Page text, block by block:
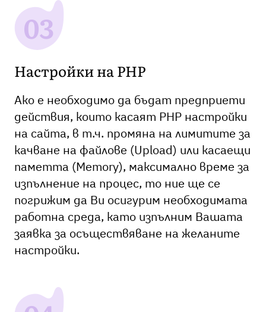
Настройки на PHP
Ако е необходимо да бъдат предприети
действия, които касаят PHP настройки
на сайта, в т.ч. промяна на лимитите за
качване на файлове (Upload) или касаещи
паметта (Memory), максимално време за
изпълнение на процес, то ние ще се
погрижим да Ви осигурим необходимата
работна среда, като изпълним Вашата
заявка за осъществяване на желаните
настройки.